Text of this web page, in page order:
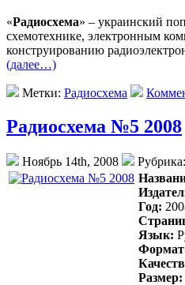
«Радиосхема» – украинский
схемотехнике, электронным
конструированию
(далее…)
Метки: Радиосхема
Радиосхема №5 2008
Ноябрь 14th, 2008 Рубрика:
Год:
Язык:
Размер: